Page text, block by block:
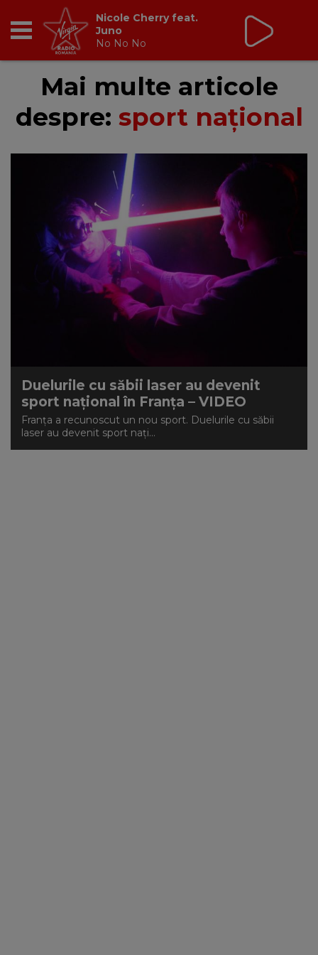
RADIO
BREAKFAST
TIC TALK
HOT 30
DANCEFLOOR CHART
RADIO ACADEMY
CONTUL MEU
Nicole Cherry feat.
Juno
No No No
Mai multe articole
despre: sport național
Duelurile cu săbii laser au devenit
sport național în Franța – VIDEO
Franța a recunoscut un nou sport. Duelurile cu săbii
laser au devenit sport nați...